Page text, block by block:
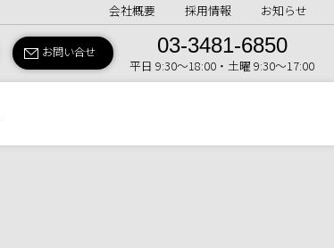
会社概要 採用情報 お知らせ
お問い合せ 03-3481-6850
平日 9:30〜18:00・土曜 9:30〜17:00